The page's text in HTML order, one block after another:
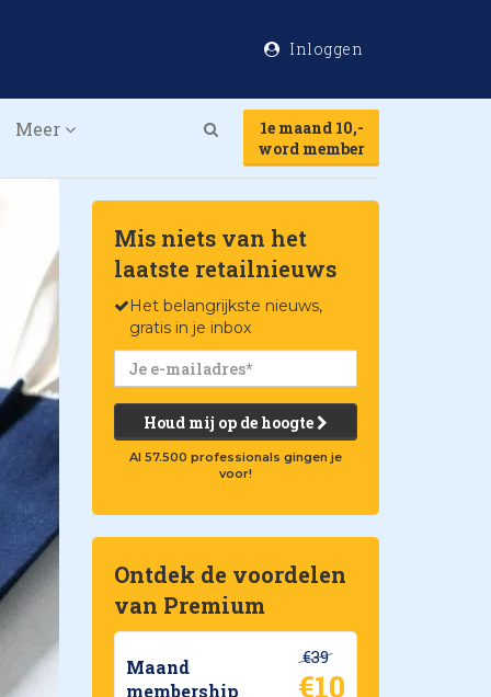
Inloggen
Meer
1e maand 10,-
word member
Mis niets van het
laatste retailnieuws
Het belangrijkste nieuws,
gratis in je inbox
Houd mij op de hoogte
Al 57.500 professionals gingen je
voor!
Ontdek de voordelen
van Premium
Maand
membership
€39
€10